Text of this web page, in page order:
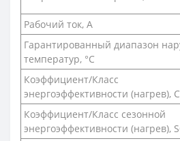
Рабочий ток, А
Гарантированный диапазон
температур, °С
Коэффициент/Класс
энергоэффективности (нагрев),
Коэффициент/Класс сезонной
энергоэффективности (нагрев),